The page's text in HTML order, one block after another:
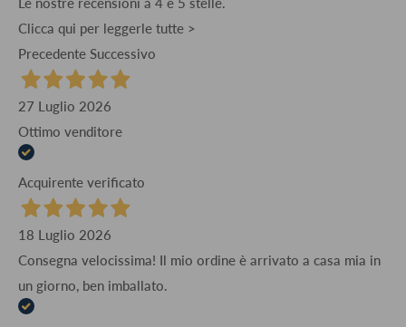
Clicca qui per leggerle tutte >
Precedente Successivo
27 Luglio 2026
Ottimo venditore
Acquirente verificato
18 Luglio 2026
Consegna velocissima! Il mio ordine è arrivato a casa mia in
un giorno, ben imballato.